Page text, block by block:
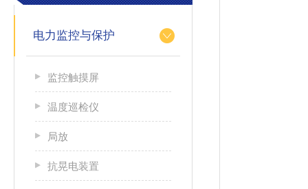
电力监控与保护
监控触摸屏
温度巡检仪
局放
抗晃电装置